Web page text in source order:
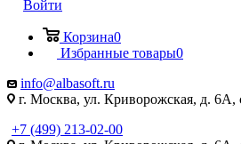
Войти
Корзина0
Избранные товары0
info@albasoft.ru
г. Москва, ул. Криворожская,
+7 (499) 213-02-00